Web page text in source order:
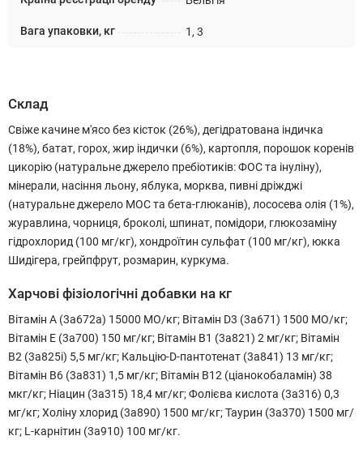
Вага упаковки, кг 1, 3
Склад
Свіже качине м'ясо без кісток (26%), дегідратована індичка
(18%), батат, горох, жир індички (6%), картопля, порошок коренів
цикорію (натуральне джерело пребіотиків: ФОС та інуліну),
мінерали, насіння льону, яблука, морква, пивні дріжджі
(натуральне джерело МОС та бета-глюканів), лососева олія (1%),
журавлина, чорниця, броколі, шпинат, помідори, глюкозаміну
гідрохлорид (100 мг/кг), хондроїтин сульфат (100 мг/кг), юкка
Шидігера, грейпфрут, розмарин, куркума.
Харчові фізіологічні добавки на кг
Вітамін A (3a672a) 15000 МО/кг; Вітамін D3 (3a671) 1500 МО/кг;
Вітамін E (3a700) 150 мг/кг; Вітамін B1 (3a821) 2 мг/кг; Вітамін
B2 (3a825i) 5,5 мг/кг; Кальцію-D-пантотенат (3a841) 13 мг/кг;
Вітамін B6 (3a831) 1,5 мг/кг; Вітамін B12 (ціанокобаламін) 38
мкг/кг; Ніацин (3a315) 18,4 мг/кг; Фолієва кислота (3a316) 0,3
мг/кг; Холіну хлорид (3a890) 1500 мг/кг; Таурин (3a370) 1500 мг/
кг; L-карнітин (3a910) 100 мг/кг.